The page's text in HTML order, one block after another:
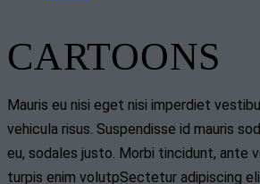
CARTOONS
Mauris eu nisi eget nisi imperdiet
vehicula risus. Suspendisse id mauris
eu, sodales justo. Morbi tincidunt, ante
turpis enim volutpSectetur adipiscing